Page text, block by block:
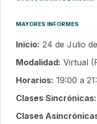
MAYORES INFORMES
Inicio: 24 de Julio
Modalidad: Virtual
Horarios: 19:00 a
Clases Sincrónicas:
Clases